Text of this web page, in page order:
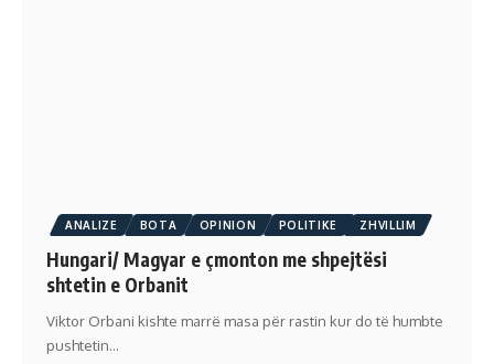
ANALIZE BOTA OPINION POLITIKE ZHVILLIM
Hungari/ Magyar e çmonton me shpejtësi
shtetin e Orbanit
Viktor Orbani kishte marrë masa për rastin kur do të humbte
pushtetin…